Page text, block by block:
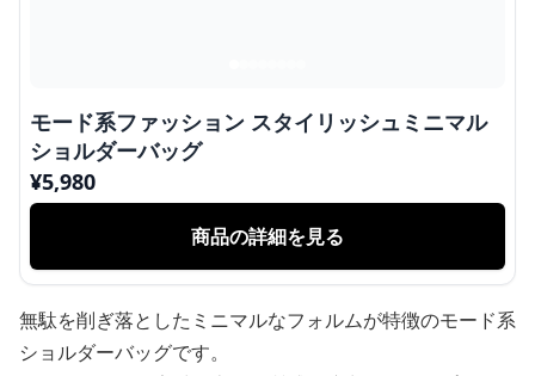
モード系ファッション スタイリッシュミニマル
ショルダーバッグ
¥5,980
商品の詳細を見る
無駄を削ぎ落としたミニマルなフォルムが特徴のモード系
ショルダーバッグです。